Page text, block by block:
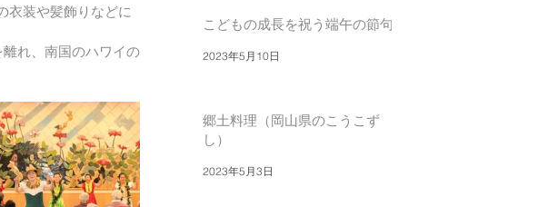
衣装や髪飾りなどに
れ、南国のハワイの
こどもの成長を祝う端午の節句
2023年5月10日
郷土料理（岡山県のこうこず
し）
2023年5月3日